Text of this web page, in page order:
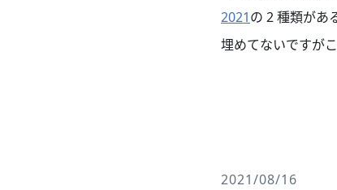
2021の 2 種類があ
埋めてないですが
2021/08/16